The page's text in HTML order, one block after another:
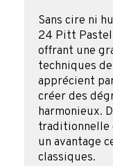
Sans cire ni
24 Pitt Pastel
offrant une
techniques
apprécient
créer des
harmonieux.
traditionnelle
un avantage
classiques.